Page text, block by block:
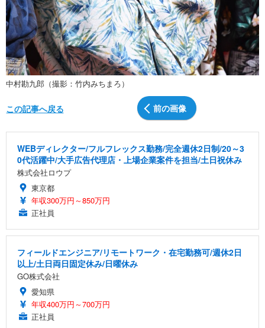
中村勘九郎（撮影：竹内みちまろ）
前の画像
この記事へ戻る
WEBディレクター/フルフレックス勤務/完全週休2日制/20～3
0代活躍中/大手広告代理店・上場企業案件を担当/土日祝休み
株式会社ロウプ
東京都
年収300万円～850万円
正社員
フィールドエンジニア/リモートワーク・在宅勤務可/週休2日
以上/土日両日固定休み/日曜休み
GO株式会社
愛知県
年収400万円～700万円
正社員